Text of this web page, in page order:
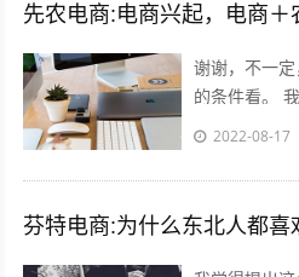
谢谢，不一
的条件看。
些我自己的
2022-08-17
芬特电商:为什么东北人都喜